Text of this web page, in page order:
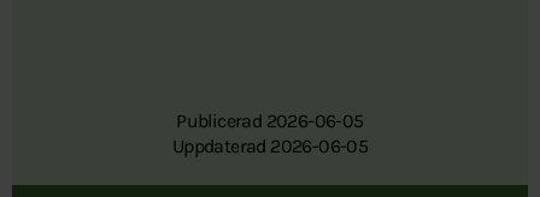
Publicerad 2026-06-05
Uppdaterad 2026-06-05